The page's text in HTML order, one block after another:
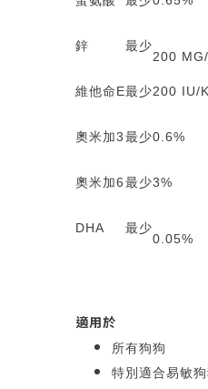
鋅 最少
200
維他命E最少200 IU/
奧米加3最少0.6%
奧米加6最少3%
DHA 最少
0.05%
適用於
所有狗狗
特別適合易敏狗